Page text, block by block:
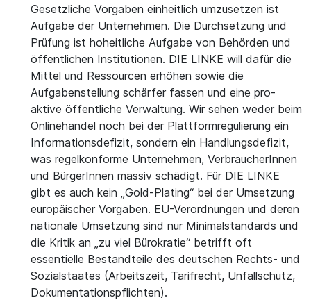
Gesetzliche Vorgaben einheitlich umzusetzen ist
Aufgabe der Unternehmen. Die Durchsetzung und
Prüfung ist hoheitliche Aufgabe von Behörden und
öffentlichen Institutionen. DIE LINKE will dafür die
Mittel und Ressourcen erhöhen sowie die
Aufgabenstellung schärfer fassen und eine pro-
aktive öffentliche Verwaltung. Wir sehen weder beim
Onlinehandel noch bei der Plattformregulierung ein
Informationsdefizit, sondern ein Handlungsdefizit,
was regelkonforme Unternehmen, VerbraucherInnen
und BürgerInnen massiv schädigt. Für DIE LINKE
gibt es auch kein „Gold-Plating“ bei der Umsetzung
europäischer Vorgaben. EU-Verordnungen und deren
nationale Umsetzung sind nur Minimalstandards und
die Kritik an „zu viel Bürokratie“ betrifft oft
essentielle Bestandteile des deutschen Rechts- und
Sozialstaates (Arbeitszeit, Tarifrecht, Unfallschutz,
Dokumentationspflichten).